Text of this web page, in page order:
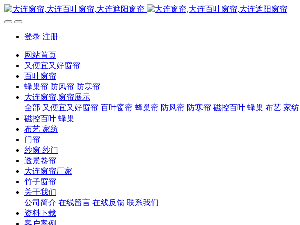
登录 注册
网站首页
又便宜又好窗帘
百叶窗帘
蜂巢帘 防风帘 防寒帘
大连窗帘,窗帘展示
全部 又便宜又好窗帘 百叶窗帘 蜂巢帘 防风帘 防寒帘 磁控百叶 蜂巢 布艺 家纺
磁控百叶 蜂巢
布艺 家纺
门帘
纱窗 纱门
透景卷帘
大连窗帘厂家
竹子窗帘
关于我们
公司简介 在线留言 在线反馈 联系我们
资料下载